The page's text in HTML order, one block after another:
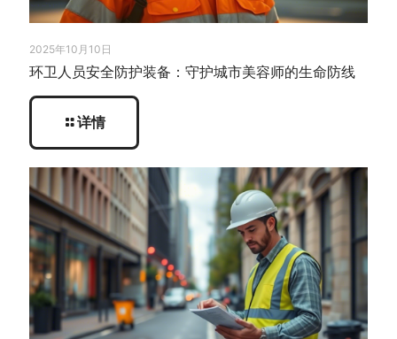
2025年10月10日
环卫人员安全防护装备：守护城市美容师的生命防线
详情